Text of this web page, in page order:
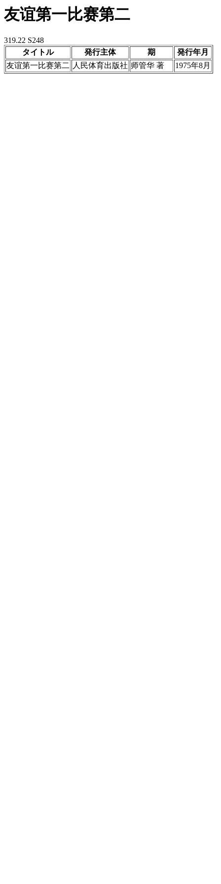
友谊第一比赛第二
319.22 S248
タイトル
発行主体 期
発行年月
友谊第一比赛第二 人民体育出版社 师管华 著 1975年8月